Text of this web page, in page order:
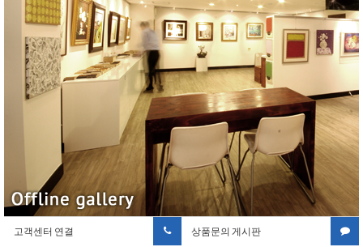
고객센터 연결 상품문의 게시판